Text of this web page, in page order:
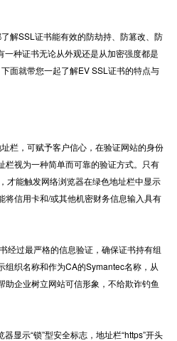
解SSL证书能有效的防劫持、防篡改、防
种证书无论从外观还是从加密强度都是
面就带您一起了解EV SSL证书的特点与
，可赋予客户信心，在验证网站的身份
栏视为一种简单而可靠的验证方式。只有
才能触发网络浏览器在绿色地址栏中显示
将信用卡和/或其他机密财务信息输入具有
过最严格的信息验证，确保证书持有组
组织名称和作为CA的Symantec名称，从
企业树立网站可信形象，不给欺诈钓鱼
示“锁”型安全标志，地址栏“https”开头